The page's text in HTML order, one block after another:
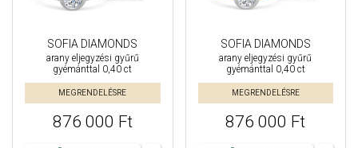
SOFIA DIAMONDS
arany eljegyzési gyűrű
gyémánttal 0,40 ct
MEGRENDELÉSRE
876 000 Ft
SOFIA DIAMONDS
arany eljegyzési gyűrű
gyémánttal 0,40 ct
MEGRENDELÉSRE
876 000 Ft